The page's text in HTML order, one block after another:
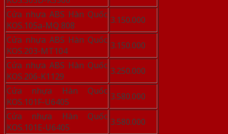
Cửa nhựa ABS Hàn Quốc
KOS.105a-MQ 808
3.150.000
Cửa nhựa ABS Hàn Quốc
KOS.203-MT104
3.150.000
Cửa nhựa ABS Hàn Quốc
KOS.206-K1129
3.250.000
Cửa nhựa Hàn Quốc
KOS.101F-U6405
3.580.000
Cửa nhựa Hàn Quốc
KOS.101E-U6405
3.580.000